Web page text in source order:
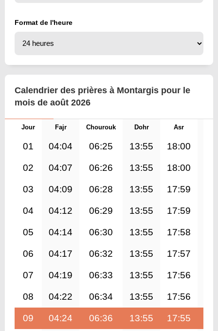
Format de l'heure
Calendrier des prières à Montargis pour le
mois de août 2026
Jour Fajr Chourouk Dohr Asr
01 04:04 06:25 13:55 18:00
02 04:07 06:26 13:55 18:00
03 04:09 06:28 13:55 17:59
04 04:12 06:29 13:55 17:59
05 04:14 06:30 13:55 17:58
06 04:17 06:32 13:55 17:57
07 04:19 06:33 13:55 17:56
08 04:22 06:34 13:55 17:56
09 04:24 06:36 13:55 17:55